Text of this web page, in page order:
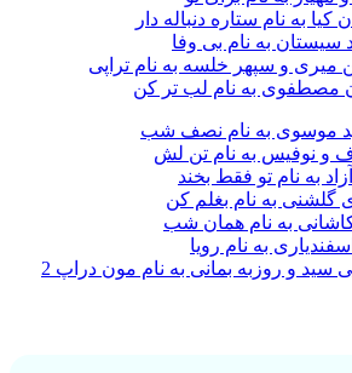
1
کیا به نام ستاره دنباله دار
سیستان به نام بی وفا
میری و سپهر خلسه به نام تراپی
مصطفوی به نام لب تر کن
موسوی به نام نصف شب
و نوفیس به نام تن لش
به نام تو فقط بخند
گلشنی به نام بغلم کن
کاشانی به نام همان شب
به نام رویا
سید و روزبه بمانی به نام مون دراپ 2